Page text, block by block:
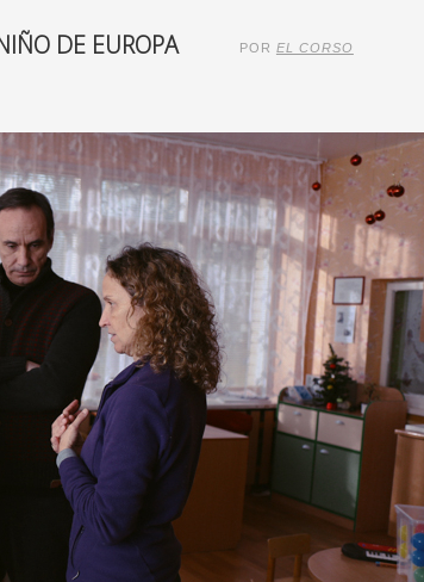
DE EUROPA
POR EL CORSO